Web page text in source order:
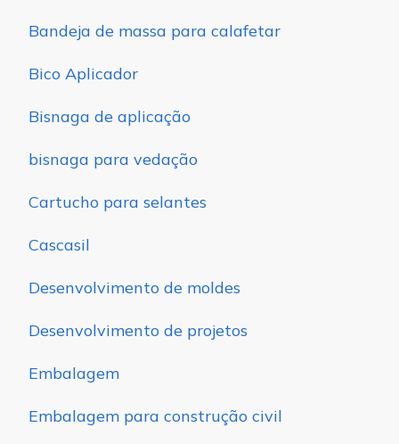
Bandeja de massa para calafetar
Bico Aplicador
Bisnaga de aplicação
bisnaga para vedação
Cartucho para selantes
Cascasil
Desenvolvimento de moldes
Desenvolvimento de projetos
Embalagem
Embalagem para construção civil